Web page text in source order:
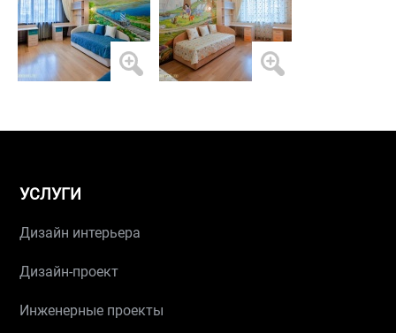
УСЛУГИ
Дизайн интерьера
Дизайн-проект
Инженерные проекты